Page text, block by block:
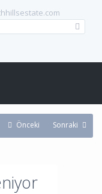
Önceki Sonraki